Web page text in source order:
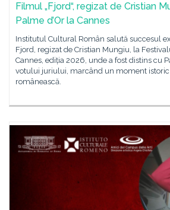
Filmul „Fjord“, regizat de Cristian
Palme d’Or la Cannes
Institutul Cultural Român salută succesul
Fjord, regizat de Cristian Mungiu, la
Cannes, ediția 2026, unde a fost distins cu
votului juriului, marcând un moment
românească.